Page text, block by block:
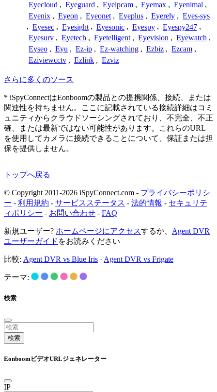
Eyecloud , Eyeguard , Eyeipcam , Eyemax , Eyenimal ,
Eyenix , Eyeon , Eyeonet , Eyeplus , Eyerely , Eyes-sys
, Eyesec , Eyesight , Eyesonic , Eyespy , Eyespy247 ,
Eyesurv , Eyetech , Eyetelligent , Eyevision , Eyewatch ,
Eyseo , Eyu , Ez-ip , Ez-watching , Ezbiz , Ezcam ,
Eziviewcctv , Ezlink , Ezviz
さらに多くのソース
* iSpyConnectはEonboomの製品との提携関係、接続、または
関連性を持ちません。ここに記載されている接続詳細はコミ
ュニティからクラウドソーシングされており、不完全、不正
確、または最新ではない可能性があります。これらのURL
を使用してカメラに接続できることについて、保証または担
保を提供しません。
トップへ戻る
© Copyright 2011-2026 iSpyConnect.com - プライバシーポリシ
ー - 利用規約 - サービスステータス - 法的情報 - セキュリテ
ィポリシー - お問い合わせ - FAQ
新規ユーザー? ホームページにアクセスするか、 Agent DVR
ユーザーガイド をお読みください
比較: Agent DVR vs Blue Iris · Agent DVR vs Frigate
テーマ:
検索
検索
EonboomビデオURLジェネレーター
IP